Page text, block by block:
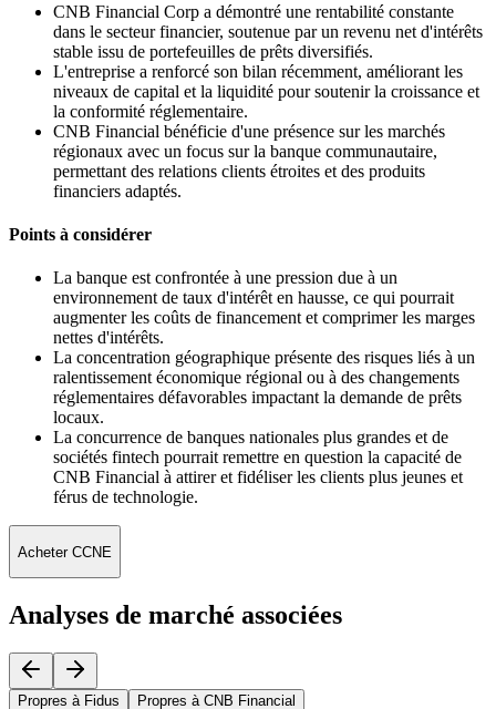
CNB Financial Corp a démontré une rentabilité constante
dans le secteur financier, soutenue par un revenu net d'intérêts
stable issu de portefeuilles de prêts diversifiés.
L'entreprise a renforcé son bilan récemment, améliorant les
niveaux de capital et la liquidité pour soutenir la croissance et
la conformité réglementaire.
CNB Financial bénéficie d'une présence sur les marchés
régionaux avec un focus sur la banque communautaire,
permettant des relations clients étroites et des produits
financiers adaptés.
Points à considérer
La banque est confrontée à une pression due à un
environnement de taux d'intérêt en hausse, ce qui pourrait
augmenter les coûts de financement et comprimer les marges
nettes d'intérêts.
La concentration géographique présente des risques liés à un
ralentissement économique régional ou à des changements
réglementaires défavorables impactant la demande de prêts
locaux.
La concurrence de banques nationales plus grandes et de
sociétés fintech pourrait remettre en question la capacité de
CNB Financial à attirer et fidéliser les clients plus jeunes et
férus de technologie.
Acheter CCNE
Analyses de marché associées
Propres à Fidus Propres à CNB Financial